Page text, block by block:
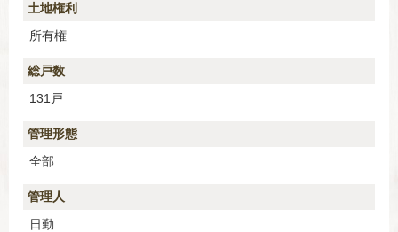
土地権利
所有権
総戸数
131戸
管理形態
全部
管理人
日勤